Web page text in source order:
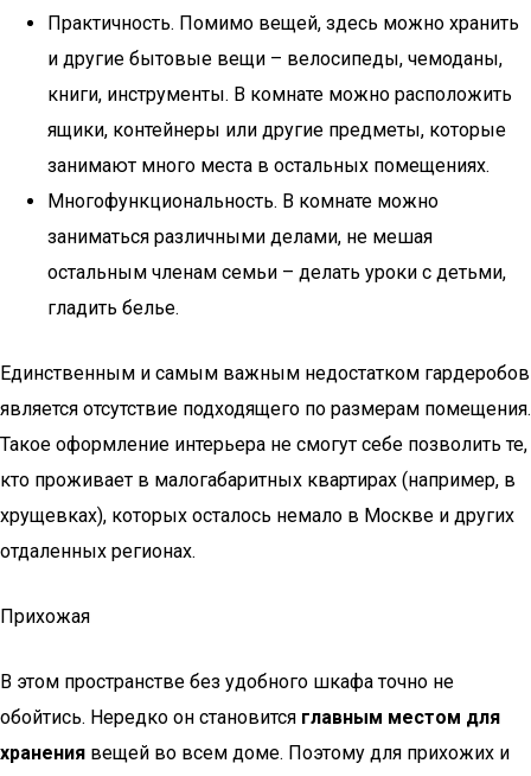
Практичность. Помимо вещей, здесь можно хранить
и другие бытовые вещи – велосипеды, чемоданы,
книги, инструменты. В комнате можно расположить
ящики, контейнеры или другие предметы, которые
занимают много места в остальных помещениях.
Многофункциональность. В комнате можно
заниматься различными делами, не мешая
остальным членам семьи – делать уроки с детьми,
гладить белье.
Единственным и самым важным недостатком гардеробов
является отсутствие подходящего по размерам помещения.
Такое оформление интерьера не смогут себе позволить те,
кто проживает в малогабаритных квартирах (например, в
хрущевках), которых осталось немало в Москве и других
отдаленных регионах.
Прихожая
В этом пространстве без удобного шкафа точно не
обойтись. Нередко он становится главным местом для
хранения вещей во всем доме. Поэтому для прихожих и